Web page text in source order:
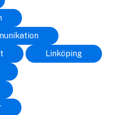
Linköping